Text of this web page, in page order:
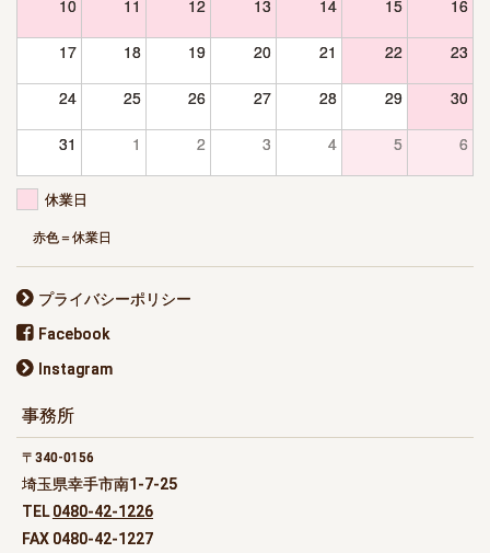
10 11 12 13 14 15 16
17 18 19 20 21 22 23
24 25 26 27 28 29 30
31 1 2 3 4 5 6
休業日
赤色＝休業日
プライバシーポリシー
Facebook
Instagram
事務所
340-0156
埼玉県幸手市南1-7-25
TEL0480-42-1226
FAX 0480-42-1227